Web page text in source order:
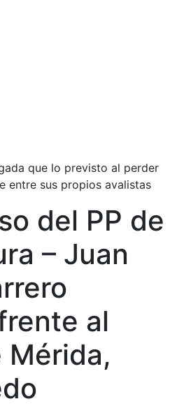
que lo previsto al perder
entre sus propios avalistas
del PP de
– Juan
al
Mérida,